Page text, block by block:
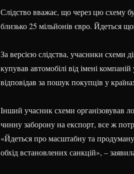
Слідство вважає, що через цю схему
близько 25 мільйонів євро. Йдеться
За версією слідства, учасники схеми
купував автомобілі від імені
відповідав за пошук покупців у
Інший учасник схеми організовував
чинну заборону на експорт, все ж
«Йдеться про масштабну та
обхід встановлених санкцій», –